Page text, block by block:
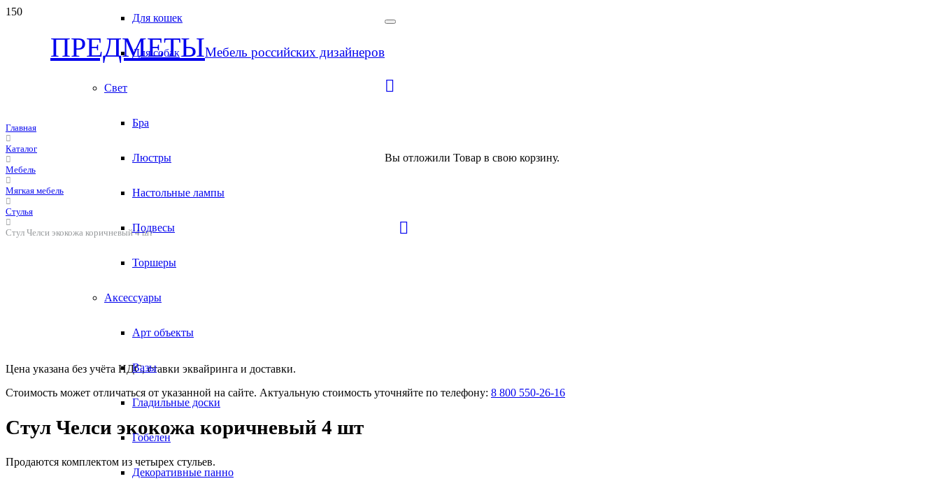
ПРЕДМЕТЫМебель российских дизайнеров
Вы отложили Товар в свою корзину.
Для кошек
Для собак
Свет
Бра
Люстры
Настольные лампы
Подвесы
Торшеры
Аксессуары
Арт объекты
Вазы
Гладильные доски
Гобелен
Декоративные панно
Главная
Каталог
Мебель
Мягкая мебель
Стулья
Стул Челси экокожа коричневый 4 шт
Цена указана без учёта НДС, ставки эквайринга и доставки.
Стоимость может отличаться от указанной на сайте. Актуальную стоимость уточняйте по телефону: 8 800 550-26-16
Стул Челси экокожа коричневый 4 шт
Продаются комплектом из четырех стульев.